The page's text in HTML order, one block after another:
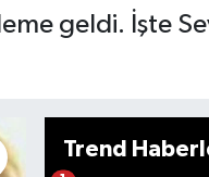
geldi. İşte
Trend